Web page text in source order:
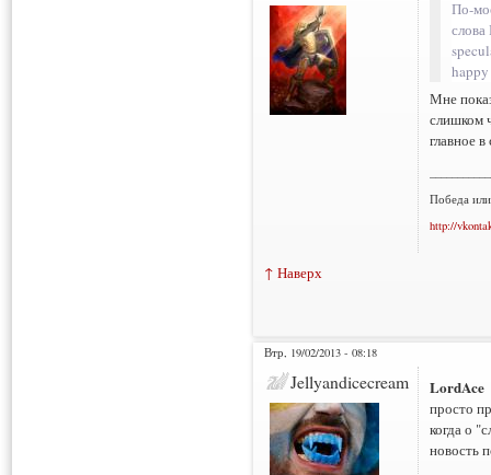
По-
happy
Мне
слишком
главное
Победа
http://
↑ Наверх
Втр, 19/02/2013 - 08:18
Jellyandicecream LordAce
просто
когда о
новость